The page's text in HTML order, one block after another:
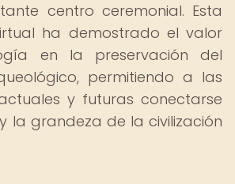
centro ceremonial. Esta
ha demostrado el valor
en la preservación del
permitiendo a las
y futuras conectarse
la grandeza de la civilización